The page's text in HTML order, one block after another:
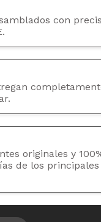
con
originales y
de los